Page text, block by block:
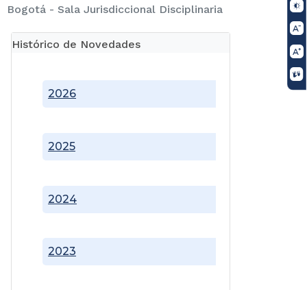
Bogotá - Sala Jurisdiccional Disciplinaria
Histórico de Novedades
2023
2024
2025
2026